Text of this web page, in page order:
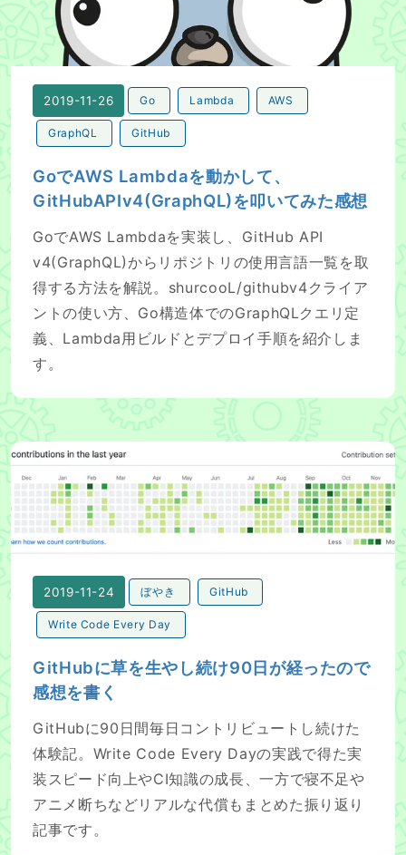
2019-11-26 Go Lambda AWS
GraphQL GitHub
GoでAWS Lambdaを動かして、
GitHubAPIv4(GraphQL)を叩いてみた感想
GoでAWS Lambdaを実装し、GitHub API
v4(GraphQL)からリポジトリの使用言語一覧を取
得する方法を解説。shurcooL/githubv4クライア
ントの使い方、Go構造体でのGraphQLクエリ定
義、Lambda用ビルドとデプロイ手順を紹介しま
す。
GitHubに草を生やし続け90日が経ったので感想を書く
2019-11-24 ぼやき GitHub
Write Code Every Day
GitHubに草を生やし続け90日が経ったので
感想を書く
GitHubに90日間毎日コントリビュートし続けた
体験記。Write Code Every Dayの実践で得た実
装スピード向上やCI知識の成長、一方で寝不足や
アニメ断ちなどリアルな代償もまとめた振り返り
記事です。